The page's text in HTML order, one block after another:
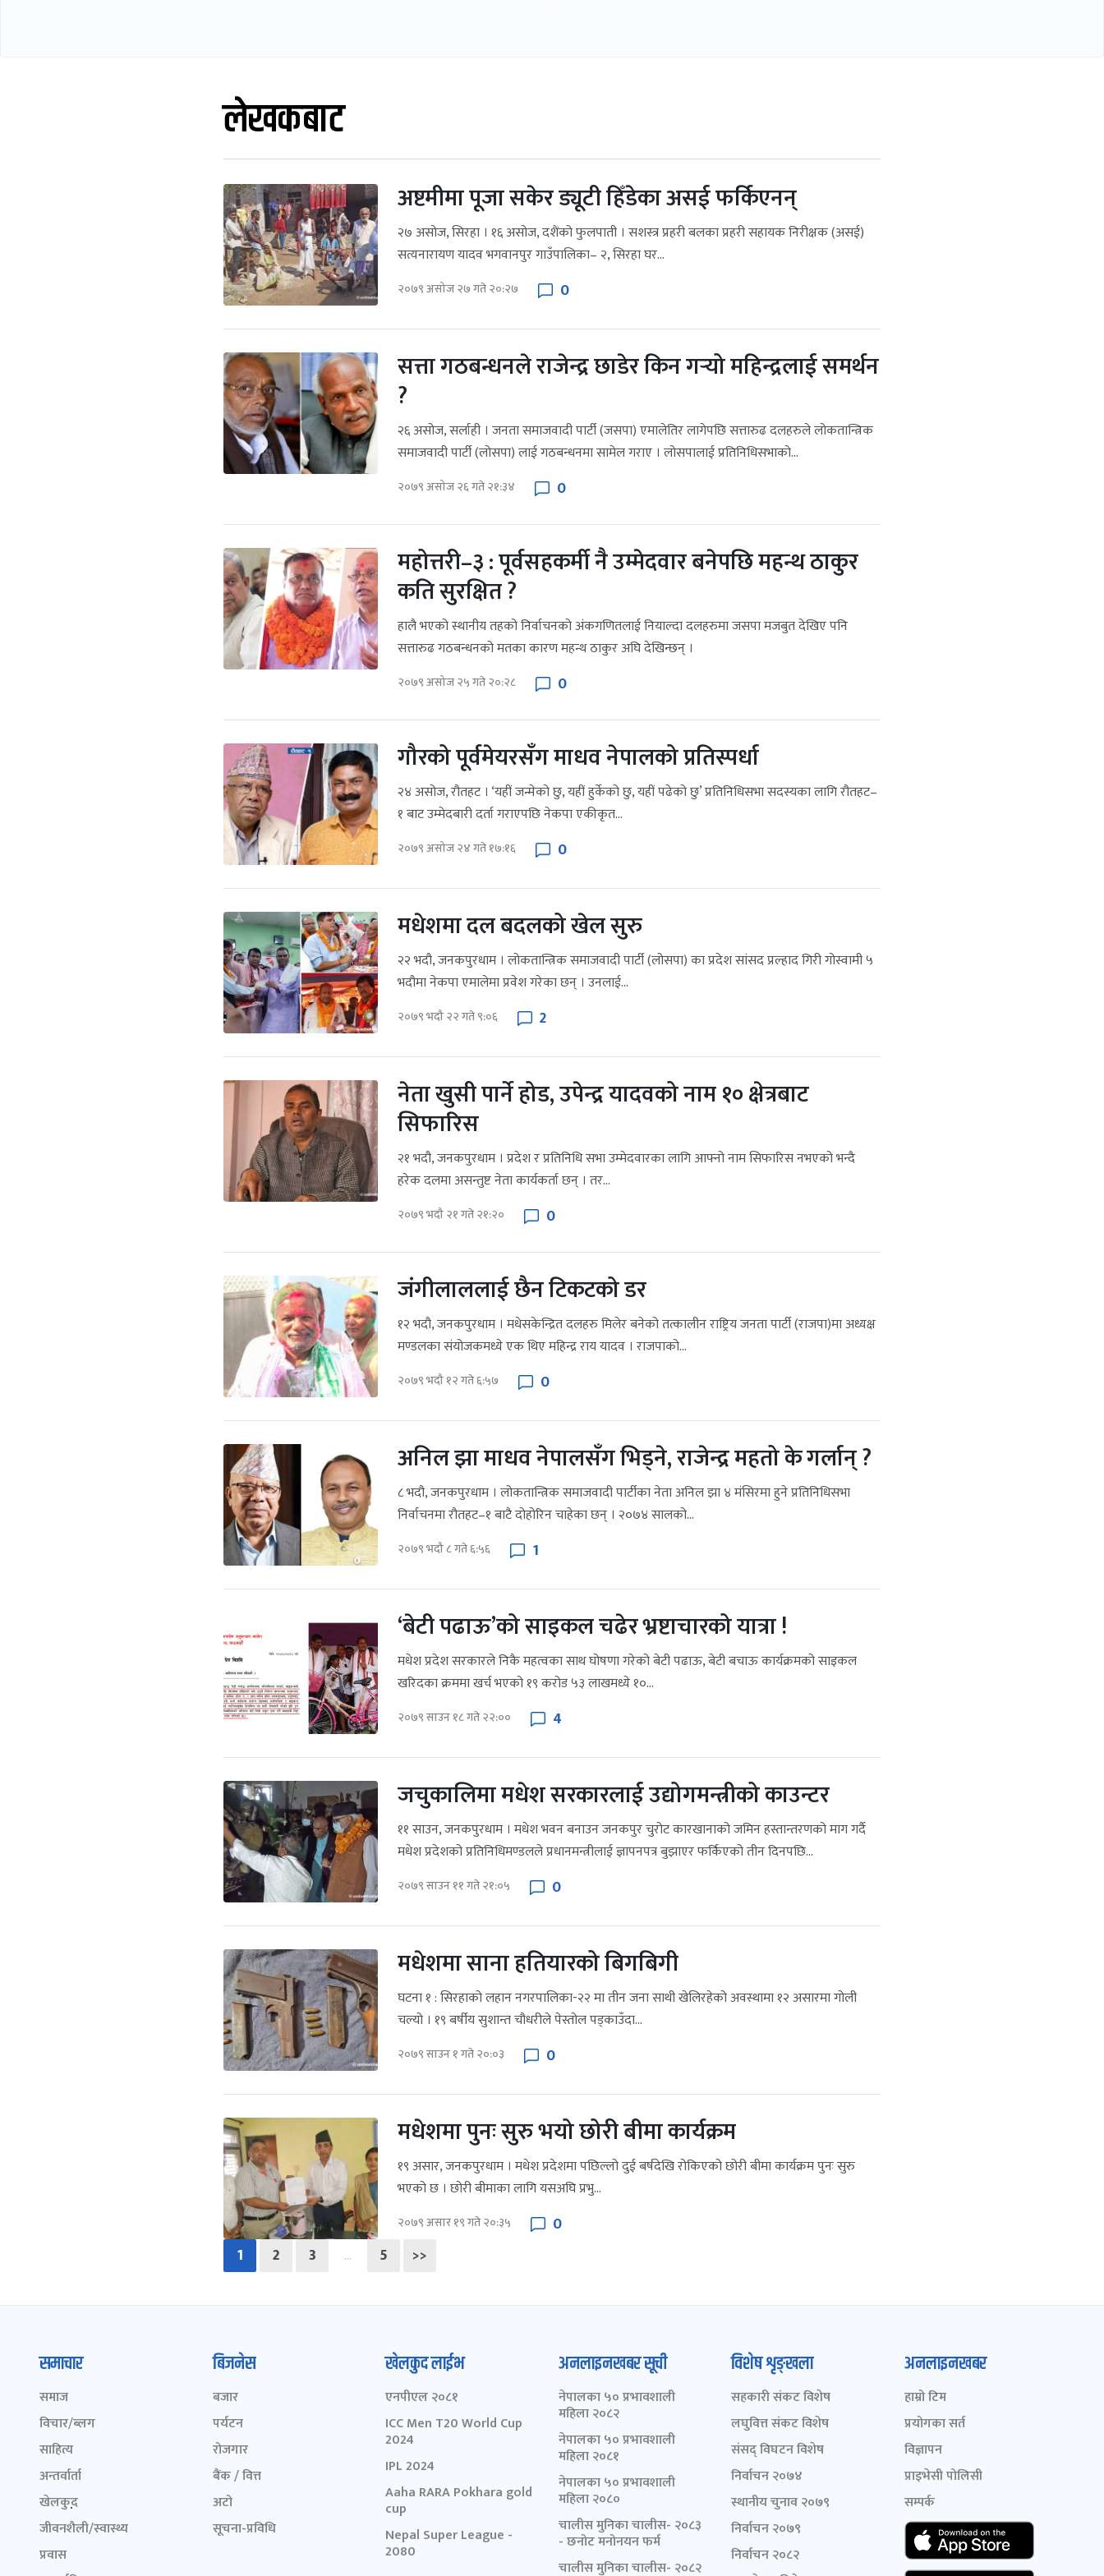
लेखकबाट
अष्टमीमा पूजा सकेर ड्यूटी हिँडेका असई फर्किएनन्
२७ असोज, सिरहा । १६ असोज, दशैंको फुलपाती । सशस्त्र प्रहरी बलका प्रहरी सहायक निरीक्षक (असई)
सत्यनारायण यादव भगवानपुर गाउँपालिका– २, सिरहा घर...
२०७९ असोज २७ गते २०:२७ 0
सत्ता गठबन्धनले राजेन्द्र छाडेर किन गर्‍यो महिन्द्रलाई समर्थन
?
२६ असोज, सर्लाही । जनता समाजवादी पार्टी (जसपा) एमालेतिर लागेपछि सत्तारुढ दलहरुले लोकतान्त्रिक
समाजवादी पार्टी (लोसपा) लाई गठबन्धनमा सामेल गराए । लोसपालाई प्रतिनिधिसभाको...
२०७९ असोज २६ गते २१:३४ 0
महोत्तरी–३ : पूर्वसहकर्मी नै उम्मेदवार बनेपछि महन्थ ठाकुर
कति सुरक्षित ?
हालै भएको स्थानीय तहको निर्वाचनको अंकगणितलाई नियाल्दा दलहरुमा जसपा मजबुत देखिए पनि
सत्तारुढ गठबन्धनको मतका कारण महन्थ ठाकुर अघि देखिन्छन् ।
२०७९ असोज २५ गते २०:२८ 0
गौरको पूर्वमेयरसँग माधव नेपालको प्रतिस्पर्धा
२४ असोज, रौतहट । ‘यहीं जन्मेको छु, यहीं हुर्केको छु, यहीं पढेको छु’ प्रतिनिधिसभा सदस्यका लागि रौतहट–
१ बाट उम्मेदबारी दर्ता गराएपछि नेकपा एकीकृत...
२०७९ असोज २४ गते १७:१६ 0
मधेशमा दल बदलको खेल सुरु
२२ भदौ, जनकपुरधाम । लोकतान्त्रिक समाजवादी पार्टी (लोसपा) का प्रदेश सांसद प्रल्हाद गिरी गोस्वामी ५
भदौमा नेकपा एमालेमा प्रवेश गरेका छन् । उनलाई...
२०७९ भदौ २२ गते ९:०६ 2
नेता खुसी पार्ने होड, उपेन्द्र यादवको नाम १० क्षेत्रबाट
सिफारिस
२१ भदौ, जनकपुरधाम । प्रदेश र प्रतिनिधि सभा उम्मेदवारका लागि आफ्नो नाम सिफारिस नभएको भन्दै
हरेक दलमा असन्तुष्ट नेता कार्यकर्ता छन् । तर...
२०७९ भदौ २१ गते २१:२० 0
जंगीलाललाई छैन टिकटको डर
१२ भदौ, जनकपुरधाम । मधेसकेन्द्रित दलहरु मिलेर बनेको तत्कालीन राष्ट्रिय जनता पार्टी (राजपा)मा अध्यक्ष
मण्डलका संयोजकमध्ये एक थिए महिन्द्र राय यादव । राजपाको...
२०७९ भदौ १२ गते ६:५७ 0
अनिल झा माधव नेपालसँग भिड्ने, राजेन्द्र महतो के गर्लान् ?
८ भदौ, जनकपुरधाम । लोकतान्त्रिक समाजवादी पार्टीका नेता अनिल झा ४ मंसिरमा हुने प्रतिनिधिसभा
निर्वाचनमा रौतहट–१ बाटै दोहोरिन चाहेका छन् । २०७४ सालको...
२०७९ भदौ ८ गते ६:५६ 1
‘बेटी पढाऊ’को साइकल चढेर भ्रष्टाचारको यात्रा !
मधेश प्रदेश सरकारले निकै महत्वका साथ घोषणा गरेको बेटी पढाऊ, बेटी बचाऊ कार्यक्रमको साइकल
खरिदका क्रममा खर्च भएको १९ करोड ५३ लाखमध्ये १०...
२०७९ साउन १८ गते २२:०० 4
जचुकालिमा मधेश सरकारलाई उद्योगमन्त्रीको काउन्टर
११ साउन, जनकपुरधाम । मधेश भवन बनाउन जनकपुर चुरोट कारखानाको जमिन हस्तान्तरणको माग गर्दै
मधेश प्रदेशको प्रतिनिधिमण्डलले प्रधानमन्त्रीलाई ज्ञापनपत्र बुझाएर फर्किएको तीन दिनपछि...
२०७९ साउन ११ गते २१:०५ 0
मधेशमा साना हतियारको बिगबिगी
घटना १ : सिरहाको लहान नगरपालिका-२२ मा तीन जना साथी खेलिरहेको अवस्थामा १२ असारमा गोली
चल्यो । १९ बर्षीय सुशान्त चौधरीले पेस्तोल पड्काउँदा...
२०७९ साउन १ गते २०:०३ 0
मधेशमा पुनः सुरु भयो छोरी बीमा कार्यक्रम
१९ असार, जनकपुरधाम । मधेश प्रदेशमा पछिल्लो दुई बर्षदेखि रोकिएको छोरी बीमा कार्यक्रम पुनः सुरु
भएको छ । छोरी बीमाका लागि यसअघि प्रभु...
२०७९ असार १९ गते २०:३५
0
1
2 3 … 5 >>
समाचार
समाज
विचार/ब्लग
साहित्य
अन्तर्वार्ता
खेलकुद़़
जीवनशैली/स्वास्थ्य
प्रवास
बिजनेस
बजार
पर्यटन
रोजगार
बैंक / वित्त
अटो
सूचना-प्रविधि
खेलकुद लाईभ
एनपीएल २०८१
ICC Men T20 World Cup
2024
IPL 2024
Aaha RARA Pokhara gold
cup
Nepal Super League -
2080
अनलाइनखबर सूची
नेपालका ५० प्रभावशाली
महिला २०८२
नेपालका ५० प्रभावशाली
महिला २०८१
नेपालका ५० प्रभावशाली
महिला २०८०
चालीस मुनिका चालीस- २०८३
- छनोट मनोनयन फर्म
चालीस मुनिका चालीस- २०८२
विशेष शृङ्खला
सहकारी संकट विशेष
लघुवित्त संकट विशेष
संसद् विघटन विशेष
निर्वाचन २०७४
स्थानीय चुनाव २०७९
निर्वाचन २०७९
निर्वाचन २०८२
अनलाइनखबर
हाम्रो टिम
प्रयोगका सर्त
विज्ञापन
प्राइभेसी पोलिसी
सम्पर्क